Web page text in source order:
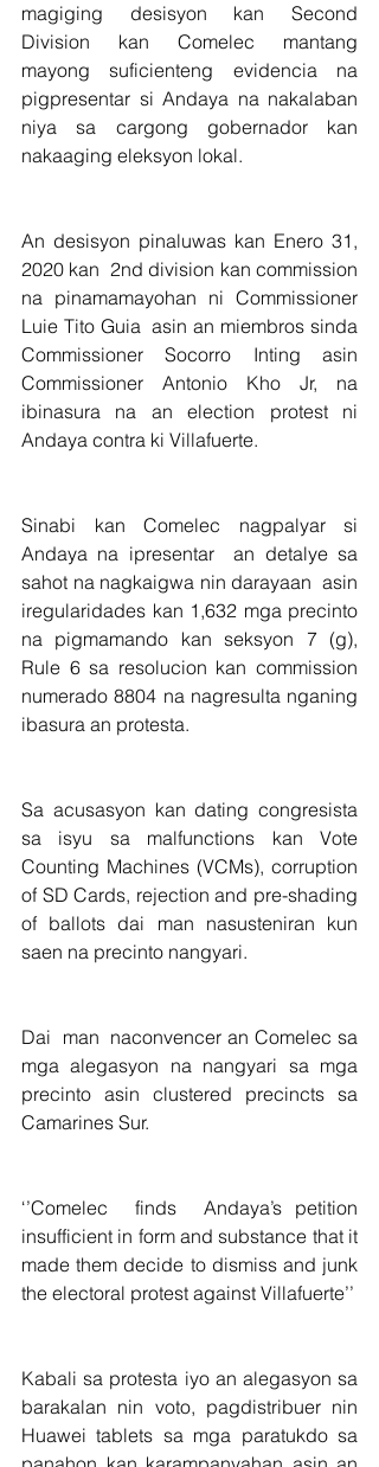
magiging desisyon kan Second
Division kan Comelec mantang
mayong suficienteng evidencia na
pigpresentar si Andaya na nakalaban
niya sa cargong gobernador kan
nakaaging eleksyon lokal.
An desisyon pinaluwas kan Enero 31,
2020 kan  2nd division kan commission
na pinamamayohan ni Commissioner
Luie Tito Guia  asin an miembros sinda
Commissioner Socorro Inting asin
Commissioner Antonio Kho Jr, na
ibinasura na an election protest ni
Andaya contra ki Villafuerte.
Sinabi kan Comelec nagpalyar si
Andaya na ipresentar  an detalye sa
sahot na nagkaigwa nin darayaan  asin
iregularidades kan 1,632 mga precinto
na pigmamando kan seksyon 7 (g),
Rule 6 sa resolucion kan commission
numerado 8804 na nagresulta nganing
ibasura an protesta.
Sa acusasyon kan dating congresista
sa isyu sa malfunctions kan Vote
Counting Machines (VCMs), corruption
of SD Cards, rejection and pre-shading
of ballots dai man nasusteniran kun
saen na precinto nangyari.
Dai  man  naconvencer an Comelec sa
mga alegasyon na nangyari sa mga
precinto asin clustered precincts sa
Camarines Sur.
‘’Comelec  finds  Andaya’s petition
insufficient in form and substance that it
made them decide to dismiss and junk
the electoral protest against Villafuerte’’
Kabali sa protesta iyo an alegasyon sa
barakalan nin voto, pagdistribuer nin
Huawei tablets sa mga paratukdo sa